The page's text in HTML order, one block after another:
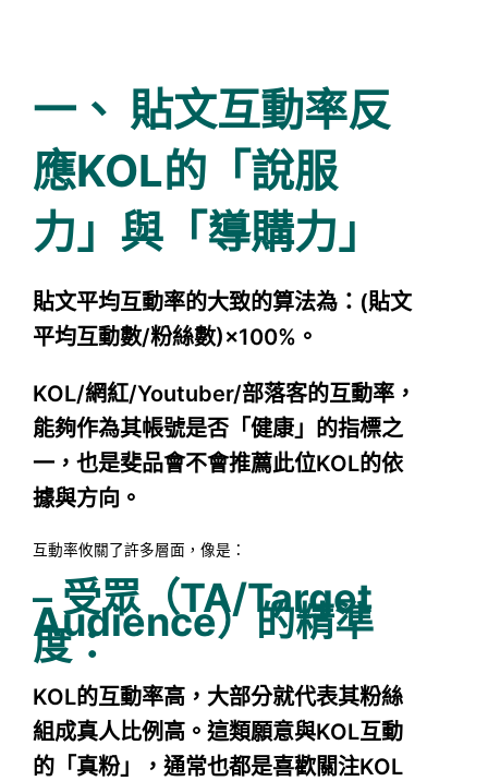
一、 貼文互動率反
應KOL的「說服
力」與「導購力」
貼文平均互動率的大致的算法為：(貼文
平均互動數/粉絲數)×100%。
KOL/網紅/Youtuber/部落客的互動率，
能夠作為其帳號是否「健康」的指標之
一，也是斐品會不會推薦此位KOL的依
據與方向。
互動率攸關了許多層面，像是：
– 受眾（TA/Target
Audience）的精準
度：
KOL的互動率高，大部分就代表其粉絲
組成真人比例高。這類願意與KOL互動
的「真粉」，通常也都是喜歡關注KOL